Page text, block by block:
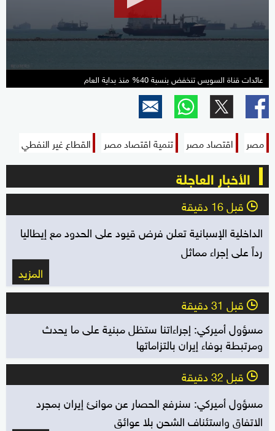
عائدات قناة السويس تنخفض بنسبة 40% منذ بداية العام
مصر اقتصاد مصر تنمية اقتصاد مصر القطاع غير النفطي
الأخبار العاجلة
l قبل 16 دقيقة
الداخلية الإسبانية تعلن فرض قيود على الحدود مع إيطاليا
رداً على إجراء مماثل
المزيد
l قبل 31 دقيقة
مسؤول أميركي: إجراءاتنا ستظل مبنية على ما يحدث
ومرتبطة بوفاء إيران بالتزاماتها
l قبل 32 دقيقة
مسؤول أميركي: سنرفع الحصار عن موانئ إيران بمجرد
الاتفاق واستئناف الشحن بلا عوائق